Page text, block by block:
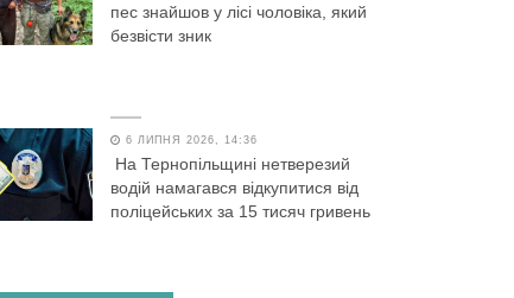
пес знайшов у лісі чоловіка, який
безвісти зник
6 ЛИПНЯ 2026, 14:36
На Тернопільщині нетверезий
водій намагався відкупитися від
поліцейських за 15 тисяч гривень